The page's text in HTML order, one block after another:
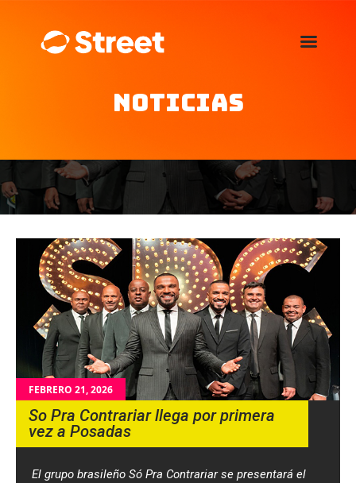
Noticias
La Street FM 101.5
Noticias
Agenda
Publicitá
Familia de auspiciantes
FEBRERO 21, 2026
So Pra Contrariar llega por primera
vez a Posadas
El grupo brasileño Só Pra Contrariar se presentará el